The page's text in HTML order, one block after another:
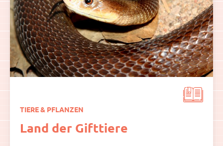
TIERE & PFLANZEN
Land der Gifttiere